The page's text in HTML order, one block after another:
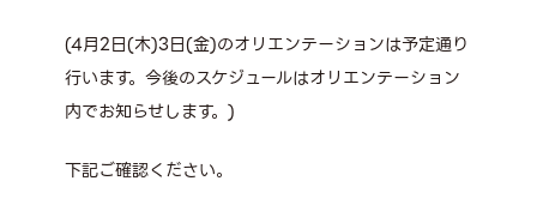
(4月2日(木)3日(金)のオリエンテーションは予定通り
行います。今後のスケジュールはオリエンテーション
内でお知らせします。)
下記ご確認ください。